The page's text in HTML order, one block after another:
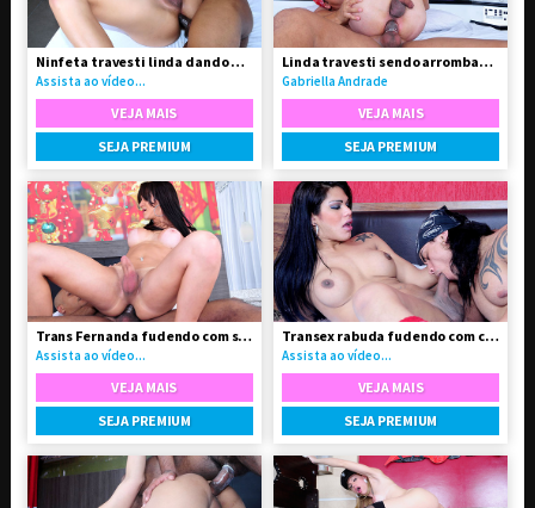
Ninfeta travesti linda dando o cu pro negão
Assista ao vídeo...
VEJA MAIS
SEJA PREMIUM
Linda travesti sendo arrombada pelo seu Boy
Gabriella Andrade
VEJA MAIS
SEJA PREMIUM
Trans Fernanda fudendo com seu amigo da faculdade
Assista ao vídeo...
VEJA MAIS
SEJA PREMIUM
Transex rabuda fudendo com cliente no motel
Assista ao vídeo...
VEJA MAIS
SEJA PREMIUM